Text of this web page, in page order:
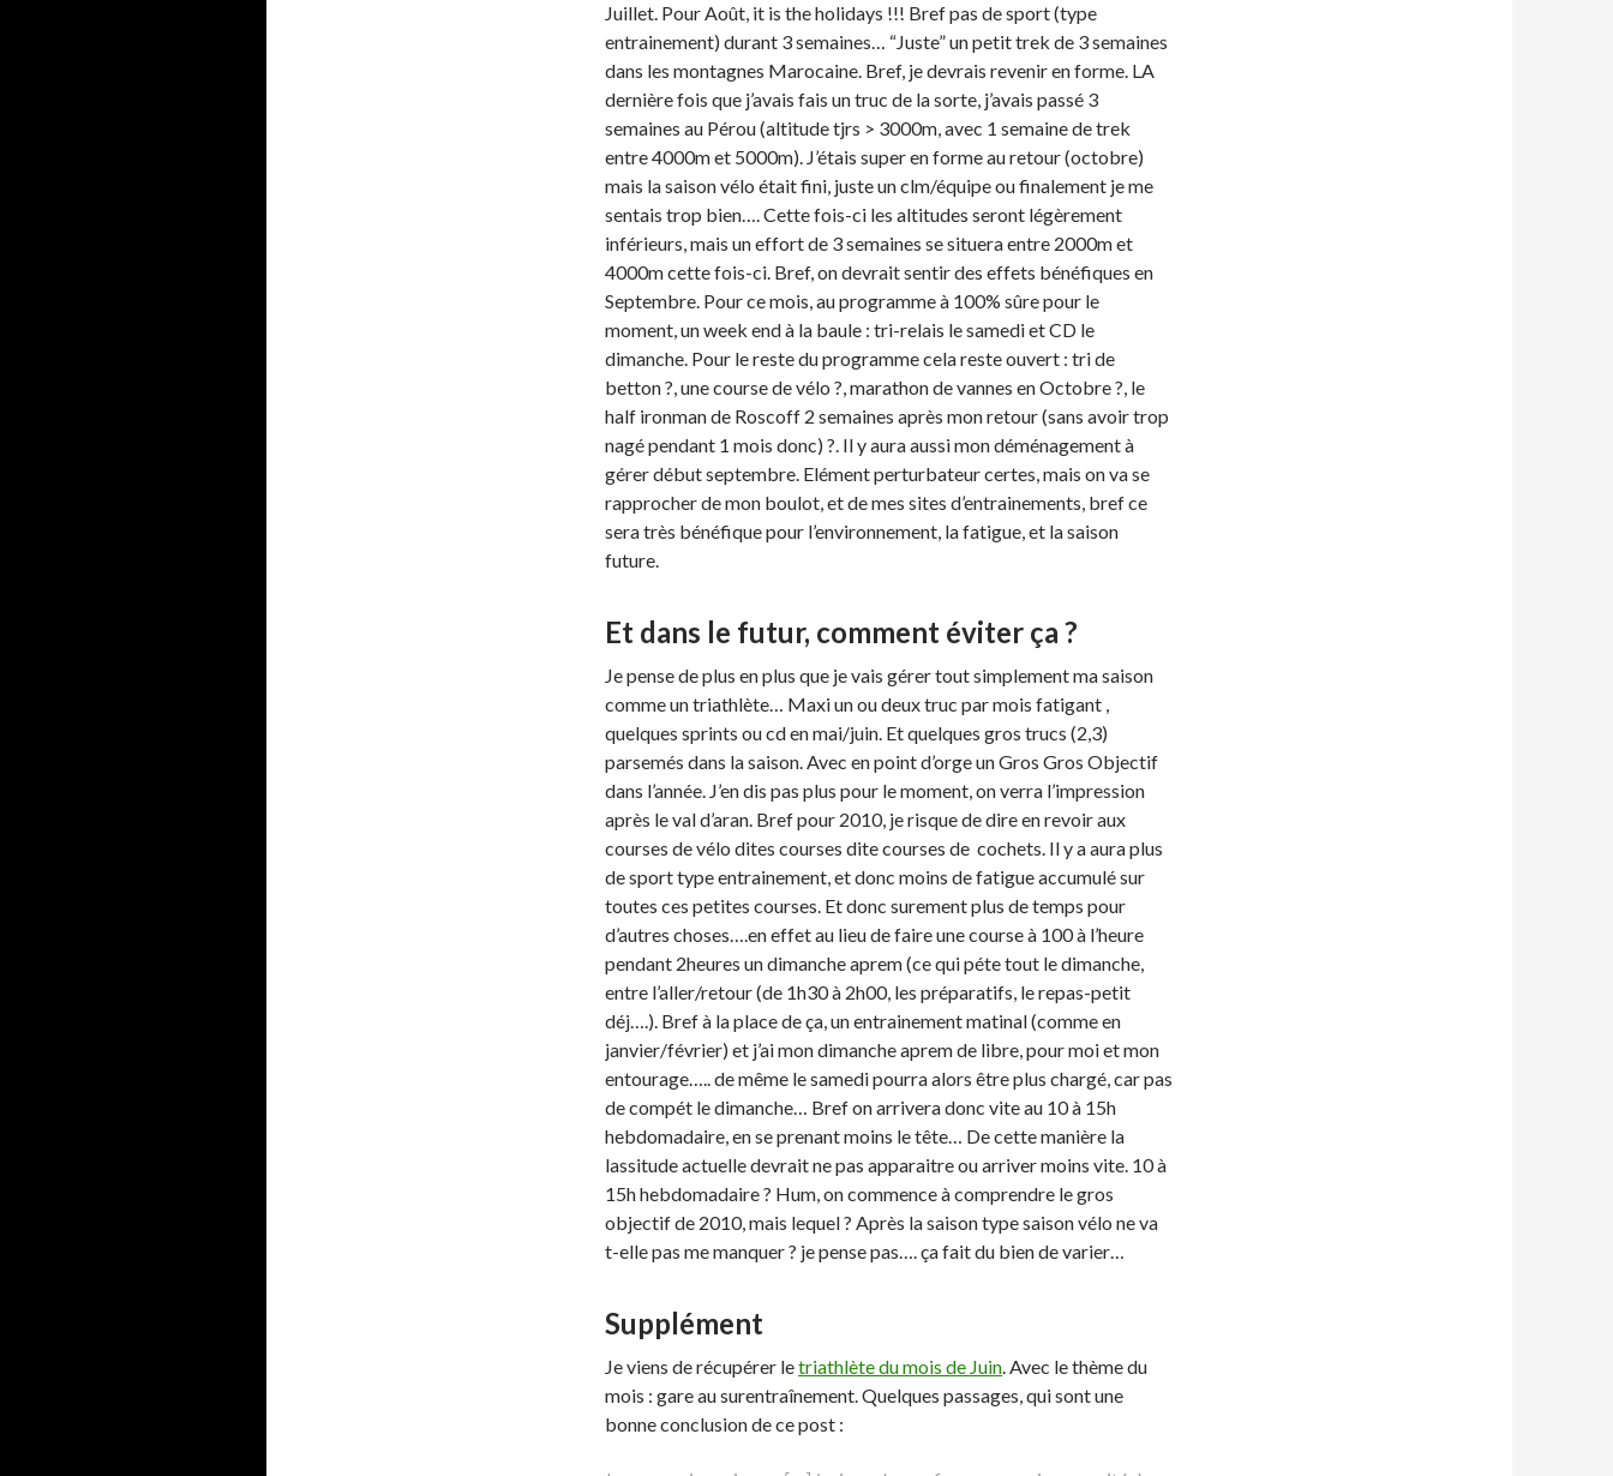
Juillet. Pour Août, it is the holidays !!! Bref pas de sport (type
entrainement) durant 3 semaines… “Juste” un petit trek de 3 semaines
dans les montagnes Marocaine. Bref, je devrais revenir en forme. LA
dernière fois que j’avais fais un truc de la sorte, j’avais passé 3
semaines au Pérou (altitude tjrs > 3000m, avec 1 semaine de trek
entre 4000m et 5000m). J’étais super en forme au retour (octobre)
mais la saison vélo était fini, juste un clm/équipe ou finalement je me
sentais trop bien…. Cette fois-ci les altitudes seront légèrement
inférieurs, mais un effort de 3 semaines se situera entre 2000m et
4000m cette fois-ci. Bref, on devrait sentir des effets bénéfiques en
Septembre. Pour ce mois, au programme à 100% sûre pour le
moment, un week end à la baule : tri-relais le samedi et CD le
dimanche. Pour le reste du programme cela reste ouvert : tri de
betton ?, une course de vélo ?, marathon de vannes en Octobre ?, le
half ironman de Roscoff 2 semaines après mon retour (sans avoir trop
nagé pendant 1 mois donc) ?. Il y aura aussi mon déménagement à
gérer début septembre. Elément perturbateur certes, mais on va se
rapprocher de mon boulot, et de mes sites d’entrainements, bref ce
sera très bénéfique pour l’environnement, la fatigue, et la saison
future.
Et dans le futur, comment éviter ça ?
Je pense de plus en plus que je vais gérer tout simplement ma saison
comme un triathlète… Maxi un ou deux truc par mois fatigant ,
quelques sprints ou cd en mai/juin. Et quelques gros trucs (2,3)
parsemés dans la saison. Avec en point d’orge un Gros Gros Objectif
dans l’année. J’en dis pas plus pour le moment, on verra l’impression
après le val d’aran. Bref pour 2010, je risque de dire en revoir aux
courses de vélo dites courses dite courses de cochets. Il y a aura plus
de sport type entrainement, et donc moins de fatigue accumulé sur
toutes ces petites courses. Et donc surement plus de temps pour
d’autres choses….en effet au lieu de faire une course à 100 à l’heure
pendant 2heures un dimanche aprem (ce qui péte tout le dimanche,
entre l’aller/retour (de 1h30 à 2h00, les préparatifs, le repas-petit
déj….). Bref à la place de ça, un entrainement matinal (comme en
janvier/février) et j’ai mon dimanche aprem de libre, pour moi et mon
entourage….. de même le samedi pourra alors être plus chargé, car pas
de compét le dimanche… Bref on arrivera donc vite au 10 à 15h
hebdomadaire, en se prenant moins le tête… De cette manière la
lassitude actuelle devrait ne pas apparaitre ou arriver moins vite. 10 à
15h hebdomadaire ? Hum, on commence à comprendre le gros
objectif de 2010, mais lequel ? Après la saison type saison vélo ne va
t-elle pas me manquer ? je pense pas…. ça fait du bien de varier…
Supplément
Je viens de récupérer letriathlète du mois de Juin. Avec le thème du
mois : gare au surentraînement. Quelques passages, qui sont une
bonne conclusion de ce post :